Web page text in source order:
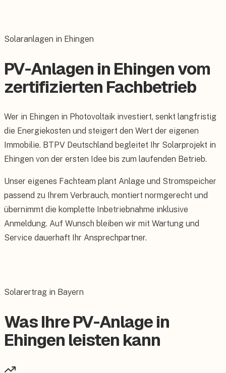
Solaranlagen in Ehingen
PV-Anlagen in Ehingen vom
zertifizierten Fachbetrieb
Wer in Ehingen in Photovoltaik investiert, senkt langfristig
die Energiekosten und steigert den Wert der eigenen
Immobilie. BTPV Deutschland begleitet Ihr Solarprojekt in
Ehingen von der ersten Idee bis zum laufenden Betrieb.
Unser eigenes Fachteam plant Anlage und Stromspeicher
passend zu Ihrem Verbrauch, montiert normgerecht und
übernimmt die komplette Inbetriebnahme inklusive
Anmeldung. Auf Wunsch bleiben wir mit Wartung und
Service dauerhaft Ihr Ansprechpartner.
Solarertrag in Bayern
Was Ihre PV-Anlage in
Ehingen leisten kann